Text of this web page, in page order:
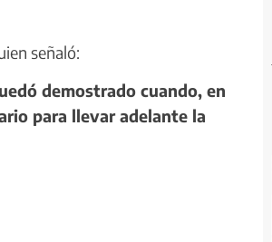
señaló:
demostrado cuando, en
para llevar adelante la